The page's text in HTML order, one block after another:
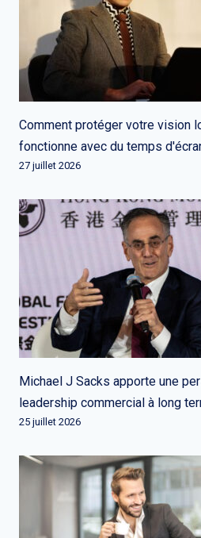
Comment protéger votre vision
fonctionne avec du temps
27 juillet 2026
Michael J Sacks apporte une
leadership commercial à long
25 juillet 2026